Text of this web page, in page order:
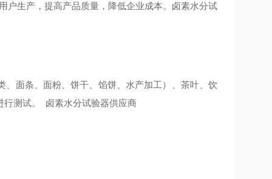
户生产，提高产品质量，降低企业成本。卤素水分试
面条、面粉、饼干、馅饼、水产加工）、茶叶、饮
测试。 卤素水分试验器供应商